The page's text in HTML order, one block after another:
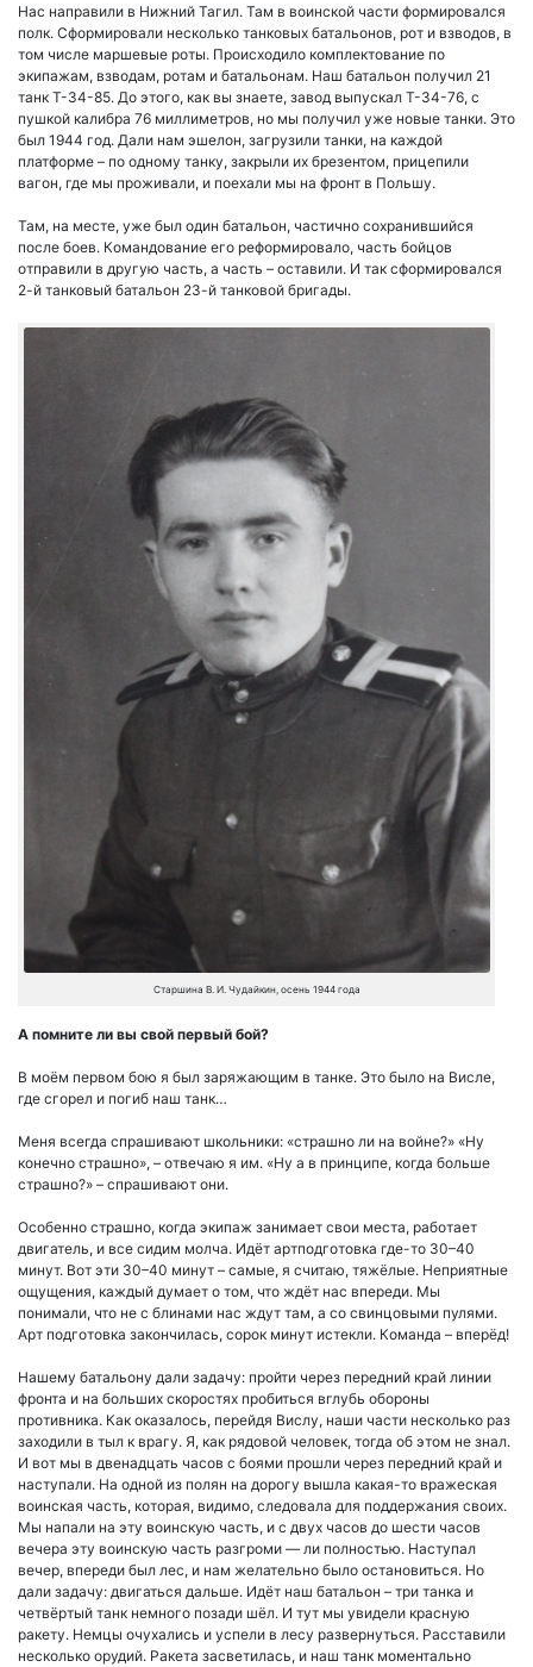
Нас направили в Нижний Тагил. Там в воинской части формировался
полк. Сформировали несколько танковых батальонов, рот и взводов, в
том числе маршевые роты. Происходило комплектование по
экипажам, взводам, ротам и батальонам. Наш батальон получил 21
танк Т-34-85. До этого, как вы знаете, завод выпускал Т-34-76, с
пушкой калибра 76 миллиметров, но мы получил уже новые танки. Это
был 1944 год. Дали нам эшелон, загрузили танки, на каждой
платформе – по одному танку, закрыли их брезентом, прицепили
вагон, где мы проживали, и поехали мы на фронт в Польшу.
Там, на месте, уже был один батальон, частично сохранившийся
после боев. Командование его реформировало, часть бойцов
отправили в другую часть, а часть – оставили. И так сформировался
2-й танковый батальон 23-й танковой бригады.
Старшина В. И. Чудайкин, осень 1944 года
А помните ли вы свой первый бой?
В моём первом бою я был заряжающим в танке. Это было на Висле,
где сгорел и погиб наш танк…
Меня всегда спрашивают школьники: «страшно ли на войне?» «Ну
конечно страшно», – отвечаю я им. «Ну а в принципе, когда больше
страшно?» – спрашивают они.
Особенно страшно, когда экипаж занимает свои места, работает
двигатель, и все сидим молча. Идёт артподготовка где-то 30–40
минут. Вот эти 30–40 минут – самые, я считаю, тяжёлые. Неприятные
ощущения, каждый думает о том, что ждёт нас впереди. Мы
понимали, что не с блинами нас ждут там, а со свинцовыми пулями.
Арт подготовка закончилась, сорок минут истекли. Команда – вперёд!
Нашему батальону дали задачу: пройти через передний край линии
фронта и на больших скоростях пробиться вглубь обороны
противника. Как оказалось, перейдя Вислу, наши части несколько раз
заходили в тыл к врагу. Я, как рядовой человек, тогда об этом не знал.
И вот мы в двенадцать часов с боями прошли через передний край и
наступали. На одной из полян на дорогу вышла какая-то вражеская
воинская часть, которая, видимо, следовала для поддержания своих.
Мы напали на эту воинскую часть, и с двух часов до шести часов
вечера эту воинскую часть разгроми — ли полностью. Наступал
вечер, впереди был лес, и нам желательно было остановиться. Но
дали задачу: двигаться дальше. Идёт наш батальон – три танка и
четвёртый танк немного позади шёл. И тут мы увидели красную
ракету. Немцы очухались и успели в лесу развернуться. Расставили
несколько орудий. Ракета засветилась, и наш танк моментально